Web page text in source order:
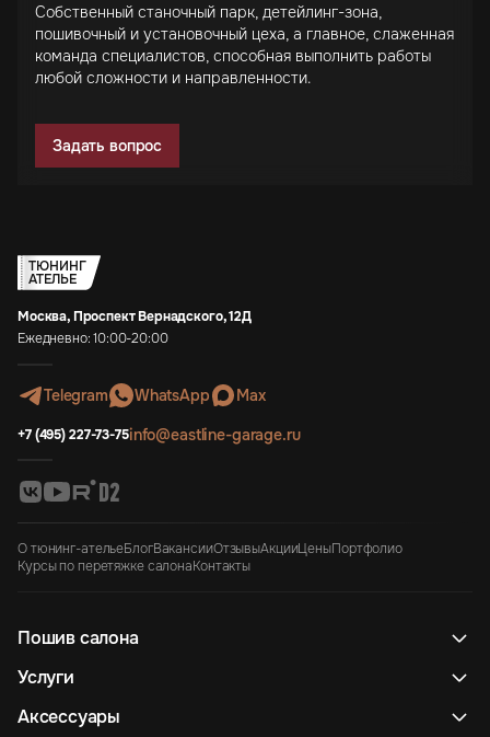
Собственный станочный парк, детейлинг-зона,
пошивочный и установочный цеха, а главное, слаженная
команда специалистов, способная выполнить работы
любой сложности и направленности.
Задать вопрос
ТЮНИНГ
АТЕЛЬЕ
Москва, Проспект Вернадского, 12Д
Ежедневно: 10:00-20:00
Telegram WhatsApp Max
+7 (495) 227-73-75info@eastline-garage.ru
О тюнинг-ательеБлогВакансииОтзывыАкцииЦеныПортфолио
Курсы по перетяжке салонаКонтакты
Пошив салона
Услуги
Аксессуары